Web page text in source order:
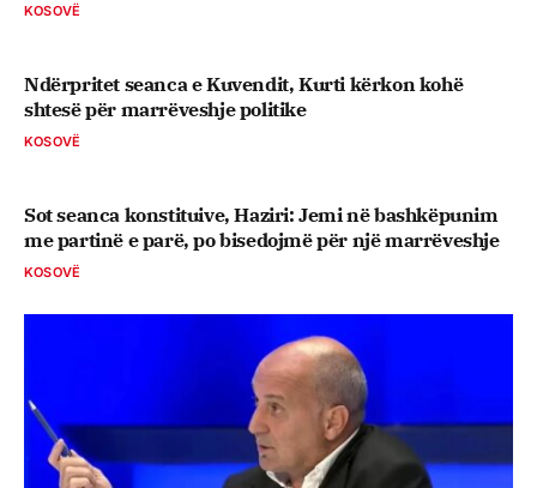
KOSOVË
Ndërpritet seanca e Kuvendit, Kurti kërkon kohë
shtesë për marrëveshje politike
KOSOVË
Sot seanca konstituive, ​Haziri: Jemi në bashkëpunim
me partinë e parë, po bisedojmë për një marrëveshje
KOSOVË